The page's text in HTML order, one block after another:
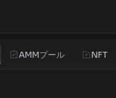
AMMプール NFT